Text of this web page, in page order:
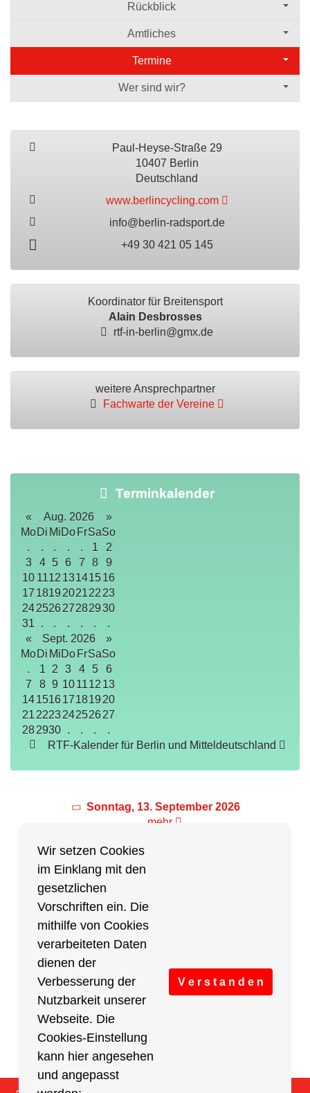
Wir setzen Cookies
im Einklang mit den
gesetzlichen
Vorschriften ein. Die
mithilfe von Cookies
verarbeiteten Daten
dienen der
Verbesserung der
Nutzbarkeit unserer
Webseite. Die
Cookies-Einstellung
kann hier angesehen
und angepasst
V e r s t a n d e n
Rückblick
Amtliches
Termine
Wer sind wir?
Paul-Heyse-Straße 29
10407 Berlin
Deutschland
www.berlincycling.com
info@berlin-radsport.de
+49 30 421 05 145
Koordinator für Breitensport
Alain Desbrosses
rtf-in-berlin@gmx.de
weitere Ansprechpartner
Fachwarte der Vereine
Terminkalender
« Aug. 2026
»
MoDi MiDo FrSaSo
.
. . . . 1
2
3
4 5 6 7 8
9
10 1112 13141516
17 1819 202122 23
24252627282930
31
. . . . .
.
«
Sept. 2026
»
MoDi MiDo FrSaSo
.
1 2 3 4 5
6
7
8 9 10 1112 13
141516171819 20
21 222324252627
282930 . . .
.
RTF-Kalender für Berlin und Mitteldeutschland
Sonntag, 13. September 2026
mehr
Partner des Breitensports